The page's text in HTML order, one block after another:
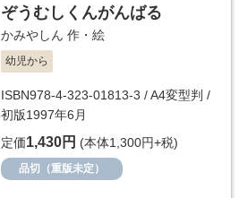
ぞうむしくんがんばる
かみやしん 作・絵
幼児から
ISBN978-4-323-01813-3 / A4変型判 /
初版1997年6月
定価1,430円 (本体1,300円+税)
品切（重版未定）